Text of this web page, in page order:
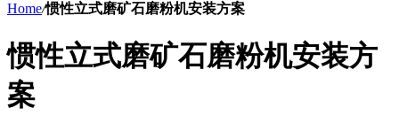
Home/惯性立式磨矿石磨粉机安装方案
惯性立式磨矿石磨粉机安装方
案